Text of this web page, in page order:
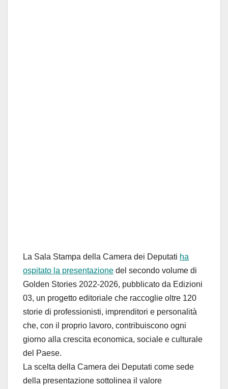
La Sala Stampa della Camera dei Deputati ha
ospitato la presentazione del secondo volume di
Golden Stories 2022-2026, pubblicato da Edizioni
03, un progetto editoriale che raccoglie oltre 120
storie di professionisti, imprenditori e personalità
che, con il proprio lavoro, contribuiscono ogni
giorno alla crescita economica, sociale e culturale
del Paese.
La scelta della Camera dei Deputati come sede
della presentazione sottolinea il valore